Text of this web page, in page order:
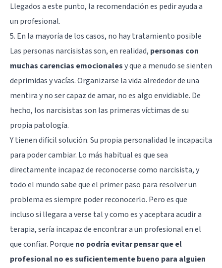
Llegados a este punto, la recomendación es pedir ayuda a
un profesional.
5. En la mayoría de los casos, no hay tratamiento posible
Las personas narcisistas son, en realidad, personas con
muchas carencias emocionalesy que a menudo se sienten
deprimidas y vacías. Organizarse la vida alrededor de una
mentira y no ser capaz de amar, no es algo envidiable. De
hecho, los narcisistas son las primeras víctimas de su
propia patología.
Y tienen difícil solución. Su propia personalidad le incapacita
para poder cambiar. Lo más habitual es que sea
directamente incapaz de reconocerse como narcisista, y
todo el mundo sabe que el primer paso para resolver un
problema es siempre poder reconocerlo. Pero es que
incluso si llegara a verse tal y como es y aceptara acudir a
terapia, sería incapaz de encontrar a un profesional en el
que confiar. Porque no podría evitar pensar que el
profesional no es suficientemente bueno para alguien